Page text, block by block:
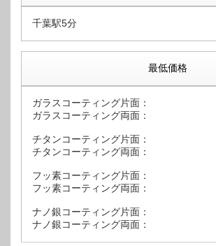
千葉駅5分
最低価格
ガラスコーティング片面：
ガラスコーティング両面：
チタンコーティング片面：
チタンコーティング両面：
フッ素コーティング片面：
フッ素コーティング両面：
ナノ銀コーティング片面：
ナノ銀コーティング両面：